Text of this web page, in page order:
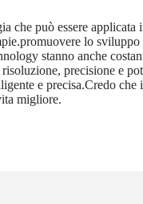
che può essere applicata
lo
stanno anche
precisione e
e precisa.Credo che
migliore.